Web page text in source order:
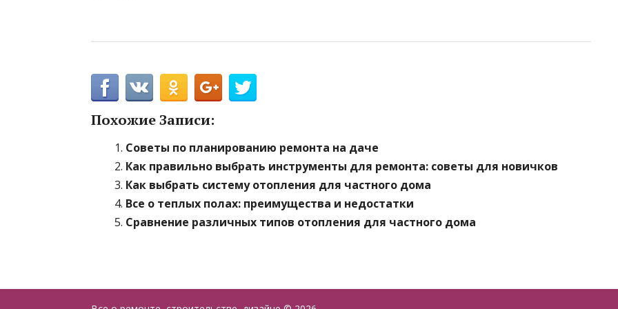
Похожие Записи:
Советы по планированию ремонта на даче
Как правильно выбрать инструменты для ремонта: советы для новичков
Как выбрать систему отопления для частного дома
Все о теплых полах: преимущества и недостатки
Сравнение различных типов отопления для частного дома